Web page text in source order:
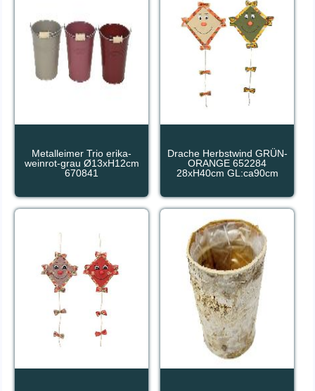
Metalleimer Trio erika-
weinrot-grau Ø13xH12cm
670841
Drache Herbstwind GRÜN-
ORANGE 652284
28xH40cm GL:ca90cm